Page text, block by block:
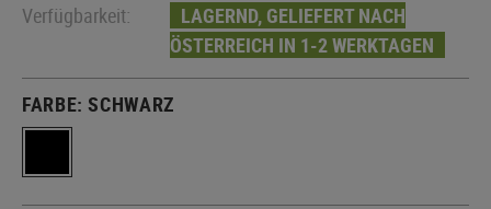
Verfügbarkeit:
LAGERND, GELIEFERT NACH
ÖSTERREICH IN 1-2 WERKTAGEN
FARBE:SCHWARZ